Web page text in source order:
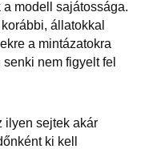
a modell sajátossága.
állatokkal
a mintázatokra
nem figyelt fel
ilyen sejtek akár
ki kell